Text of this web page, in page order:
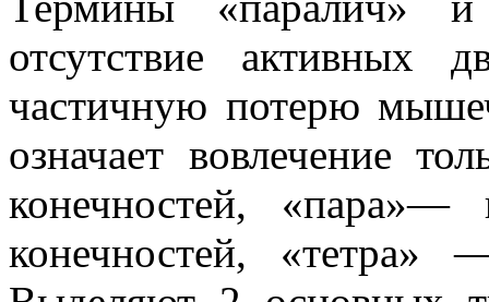
отсутствие активных
частичную потерю
означает вовлечение
конечностей,
конечностей, «тетра»